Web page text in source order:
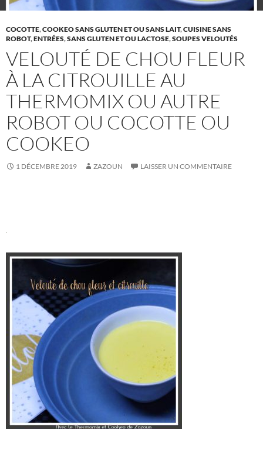
COCOTTE,COOKEO SANS GLUTEN ET OU SANS LAIT,CUISINE SANS
ROBOT,ENTRÉES,SANS GLUTEN ET OU LACTOSE,SOUPES VELOUTÉS
VELOUTÉ DE CHOU FLEUR
À LA CITROUILLE AU
THERMOMIX OU AUTRE
ROBOT OU COCOTTE OU
COOKEO
1 DÉCEMBRE 2019 ZAZOUN LAISSER UN COMMENTAIRE